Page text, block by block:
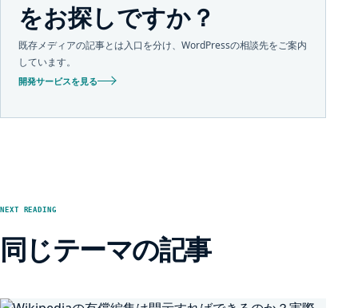
をお探しですか？
既存メディアの記事とは入口を分け、WordPressの相談先をご案内
しています。
開発サービスを見る
NEXT READING
同じテーマの記事